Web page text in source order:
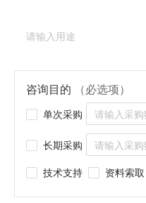
咨询目的 （必选项）
单次采购
长期采购
技术支持
资料索取